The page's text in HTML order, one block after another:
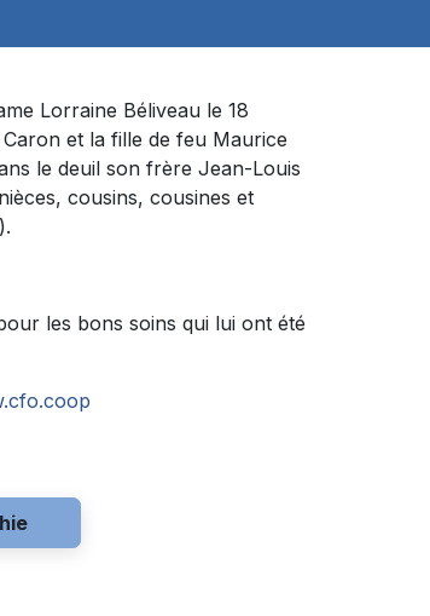
Lorraine Béliveau le 18
et la fille de feu Maurice
le deuil son frère Jean-Louis
cousins, cousines et
les bons soins qui lui ont été